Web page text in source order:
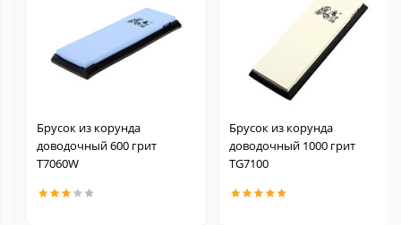
Брусок из корунда
доводочный 600 грит
Т7060W
Брусок из корунда
доводочный 1000 грит
TG7100